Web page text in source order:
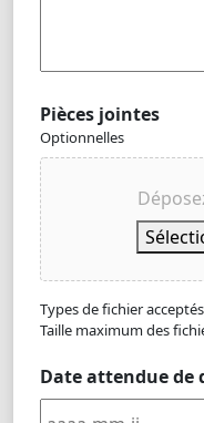
Pièces jointes
Optionnelles
Types de fichier
Taille maximum des
Date attendue de